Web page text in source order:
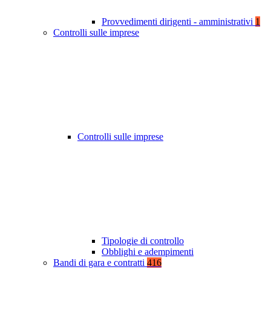
Provvedimenti dirigenti - amministrativi 1
Controlli sulle imprese
Controlli sulle imprese
Tipologie di controllo
Obblighi e adempimenti
Bandi di gara e contratti 416